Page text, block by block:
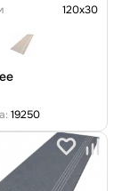
120x30
19250